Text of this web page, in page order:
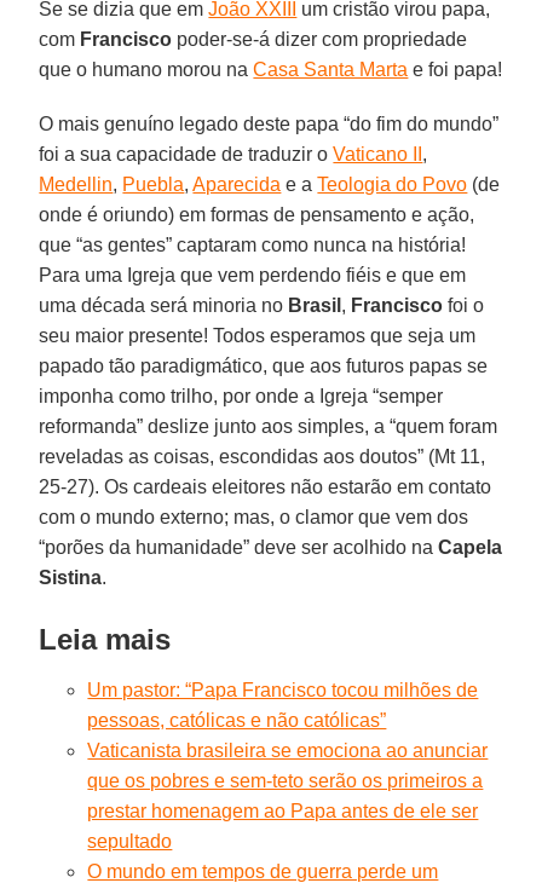
Se se dizia que emJoão XXIII
um cristão virou papa,
com Francisco poder-se-á dizer com propriedade
que o humano morou naCasa Santa Marta e foi papa!
O mais genuíno legado deste papa “do fim do mundo”
foi a sua capacidade de traduzir oVaticano II ,
Medellin, Puebla,Aparecida e aTeologia do Povo (de
onde é oriundo) em formas de pensamento e ação,
que “as gentes” captaram como nunca na história!
Para uma Igreja que vem perdendo fiéis e que em
uma década será minoria no Brasil , Francisco foi o
seu maior presente! Todos esperamos que seja um
papado tão paradigmático, que aos futuros papas se
imponha como trilho, por onde a Igreja “semper
reformanda” deslize junto aos simples, a “quem foram
reveladas as coisas, escondidas aos doutos” (Mt 11,
25-27). Os cardeais eleitores não estarão em contato
com o mundo externo; mas, o clamor que vem dos
“porões da humanidade” deve ser acolhido naCapela
Sistina.
Leia mais
Um pastor: “Papa Francisco tocou milhões de
pessoas, católicas e não católicas”
Vaticanista brasileira se emociona ao anunciar
que os pobres e sem-teto serão os primeiros a
prestar homenagem ao Papa antes de ele ser
sepultado
O mundo em tempos de guerra perde um